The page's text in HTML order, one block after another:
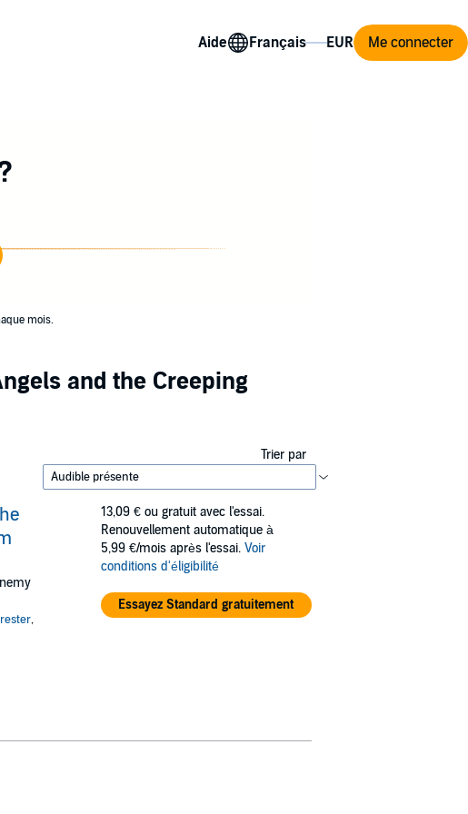
Aide Me connecter
mois.
and the Creeping
Trier par
,
13,09 € ou gratuit avec l'essai.
Renouvellement automatique à
5,99 €/mois après l'essai. Voir
conditions d'éligibilité
Essayez Standard gratuitement